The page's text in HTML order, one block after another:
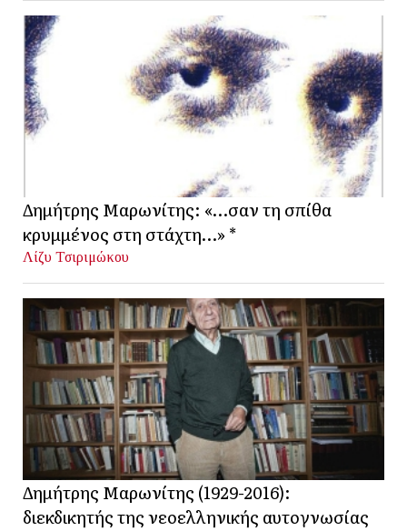
Δημήτρης Μαρωνίτης: «…σαν τη σπίθα
κρυμμένος στη στάχτη…» *
Λίζυ Τσιριμώκου
Δημήτρης Μαρωνίτης (1929-2016):
διεκδικητής της νεοελληνικής αυτογνωσίας